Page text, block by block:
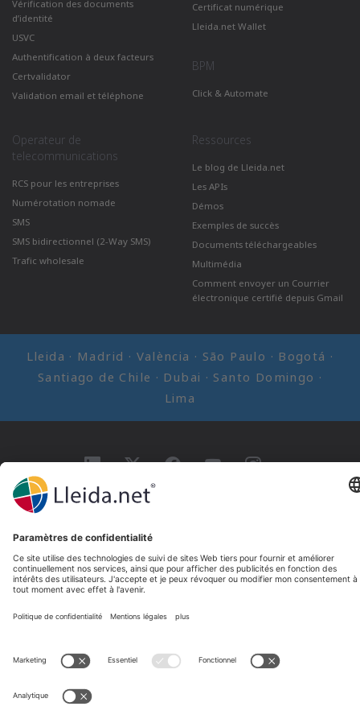
Vérification des documents
d’identité
USVC
Authentification à deux facteurs
Certvalidator
Validation email et téléphone
Certificat numérique
Lleida.net Wallet
BPM
Click & Automate
Operateur de
telecommunications
RCS pour les entreprises
Numérotation nomade
SMS
SMS bidirectionnel (2-Way SMS)
Trafic wholesale
Ressources
Le blog de Lleida.net
Les APIs
Démos
Exemples de succès
Documents téléchargeables
Multimédia
Comment envoyer un Courrier
électronique certifié depuis Gmail
Lleida · Madrid · València · São Paulo · Bogotá ·
Santiago de Chile · Dubai · Santo Domingo ·
Lima
Ir a LinkedInIr a TwitterIr a facebookIr a YouTubeIr a Instagram
Mentions légales
Politique de confidentialité
Plaintes et réclamations Canal de réclamation